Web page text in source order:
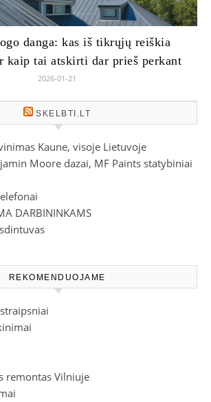
danga: kas iš tikrųjų reiškia
kaip tai atskirti dar prieš perkant
2026-01-21
SKELBTI.LT
Kaune, visoje Lietuvoje
Moore dazai, MF Paints statybiniai
DARBININKAMS
REKOMENDUOJAME
remontas Vilniuje